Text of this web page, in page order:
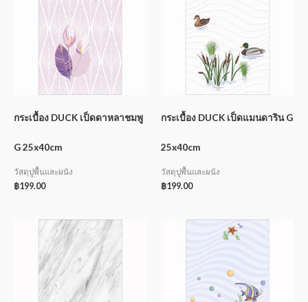
กระเบื้อง DUCK เป็ดดาหลาชมพู
G 25x40cm
วัสดุปูพื้นและผนัง
฿199.00
กระเบื้อง DUCK เป็ดแมนดาริน G
25x40cm
วัสดุปูพื้นและผนัง
฿199.00